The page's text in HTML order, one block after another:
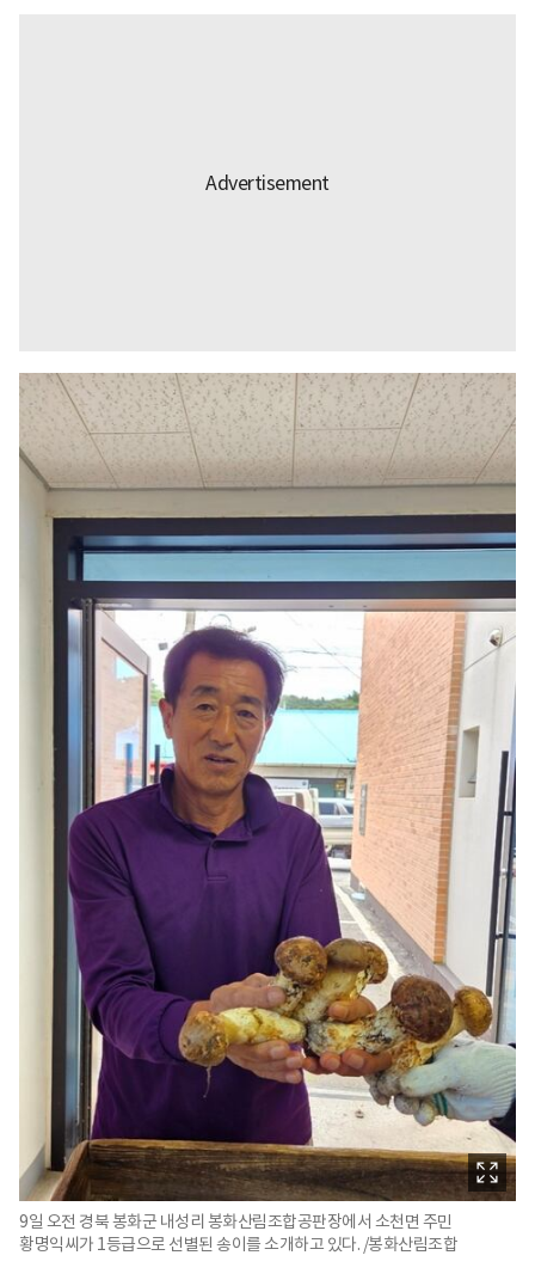
9일 오전 경북 봉화군 내성리 봉화산림조합공판장에서 소천면 주민
황명익씨가 1등급으로 선별된 송이를 소개하고 있다. /봉화산림조합